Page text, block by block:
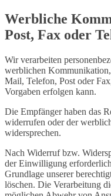
Werbliche
Post, Fax oder
Wir verarbeiten
werblichen
Mail, Telefon, Post oder
Vorgaben erfolgen kann.
Die Empfänger haben das
widerrufen oder der
widersprechen.
Nach Widerruf bzw.
der Einwilligung
Grundlage unserer
löschen. Die Verarbeitung